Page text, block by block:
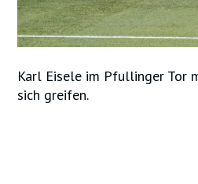
Karl Eisele im Pfullinger Tor
sich greifen.